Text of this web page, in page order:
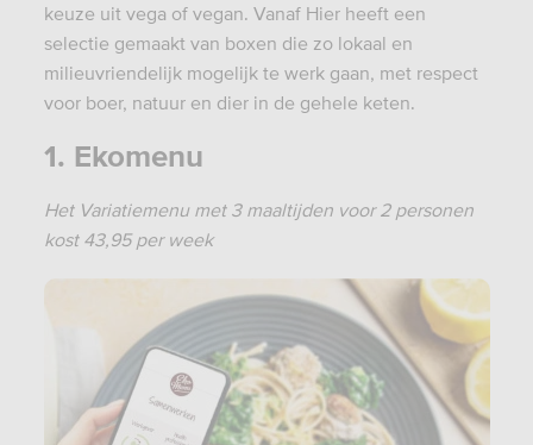
keuze uit vega of vegan. Vanaf Hier heeft een
selectie gemaakt van boxen die zo lokaal en
milieuvriendelijk mogelijk te werk gaan, met respect
voor boer, natuur en dier in de gehele keten.
1. Ekomenu
Het Variatiemenu met 3 maaltijden voor 2 personen
kost 43,95 per week